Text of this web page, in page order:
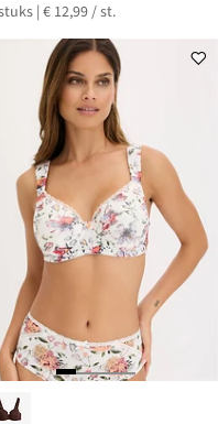
| € 12,99 / st.